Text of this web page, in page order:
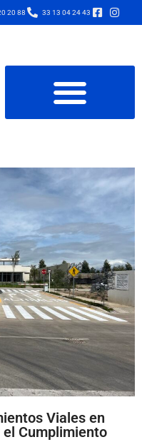
20 88 33 13 04 24 43
Viales en
Cumplimiento